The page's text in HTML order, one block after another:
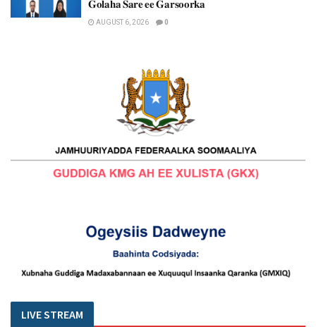
𝐆𝐨𝐥𝐚𝐡𝐚 𝐒𝐚𝐫𝐞 𝐞𝐞 𝐆𝐚𝐫𝐬𝐨𝐨𝐫𝐤𝐚
AUGUST 6, 2026 0
LIVE STREAM